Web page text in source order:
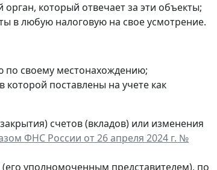
который отвечает за эти объекты;
в любую налоговую на свое усмотрение.
по своему местонахождению;
которой поставлены на учете как
счетов (вкладов) или изменения
ФНС России от 26 апреля 2024 г. №
уполномоченным представителем), по